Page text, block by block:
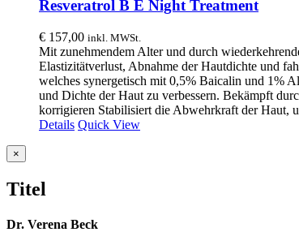
Resveratrol B E Night Treatment
€ 157,00 inkl. MWSt.
Mit zunehmendem Alter und durch
Elastizitätverlust, Abnahme der Hautdichte und
welches synergetisch mit 0,5% Baicalin und 1%
und Dichte der Haut zu verbessern. Bekämpft
korrigieren Stabilisiert die Abwehrkraft der Haut,
Details Quick View
Close
product
view
×
Titel
Dr. Verena Beck